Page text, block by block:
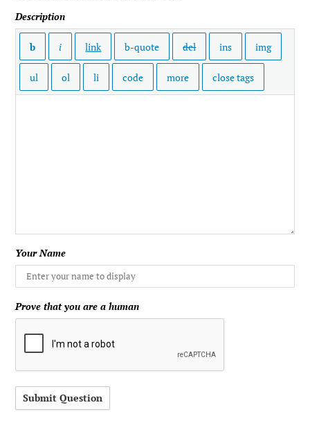
Description
Your Name
Prove that you are a human
Submit Question